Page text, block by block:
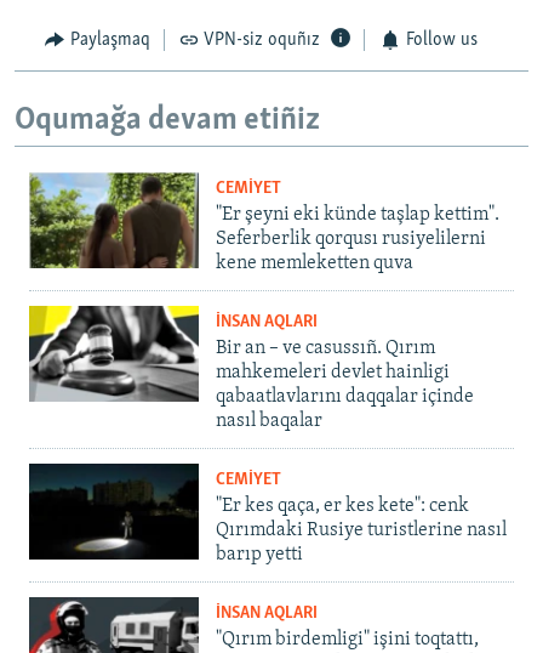
Paylaşmaq VPN-siz oquñız Follow us
Oqumağa devam etiñiz
CEMİYET
"Er şeyni eki künde taşlap kettim".
Seferberlik qorqusı rusiyelilerni
kene memleketten quva
İNSAN AQLARI
Bir an – ve casussıñ. Qırım
mahkemeleri devlet hainligi
qabaatlavlarını daqqalar içinde
nasıl baqalar
CEMİYET
"Er kes qaça, er kes kete": cenk
Qırımdaki Rusiye turistlerine nasıl
barıp yetti
İNSAN AQLARI
"Qırım birdemligi" işini toqtattı,